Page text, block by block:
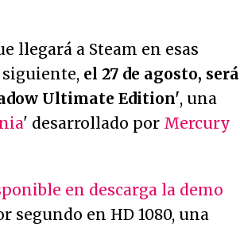
llegará a Steam en esas
siguiente, el 27 de agosto, será
Ultimate Edition', una
' desarrollado por Mercury
en descarga la demo
segundo en HD 1080, una